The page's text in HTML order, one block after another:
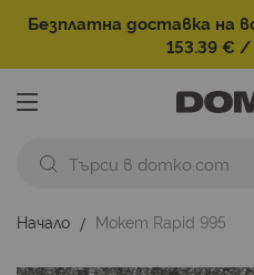
Безплатна доставка на
153.39 €
Начало
Мокет Rapid 995